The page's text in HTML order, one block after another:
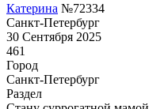
Катерина №72334
Санкт-Петербург
30 Сентября 2025
461
Город
Санкт-Петербург
Раздел